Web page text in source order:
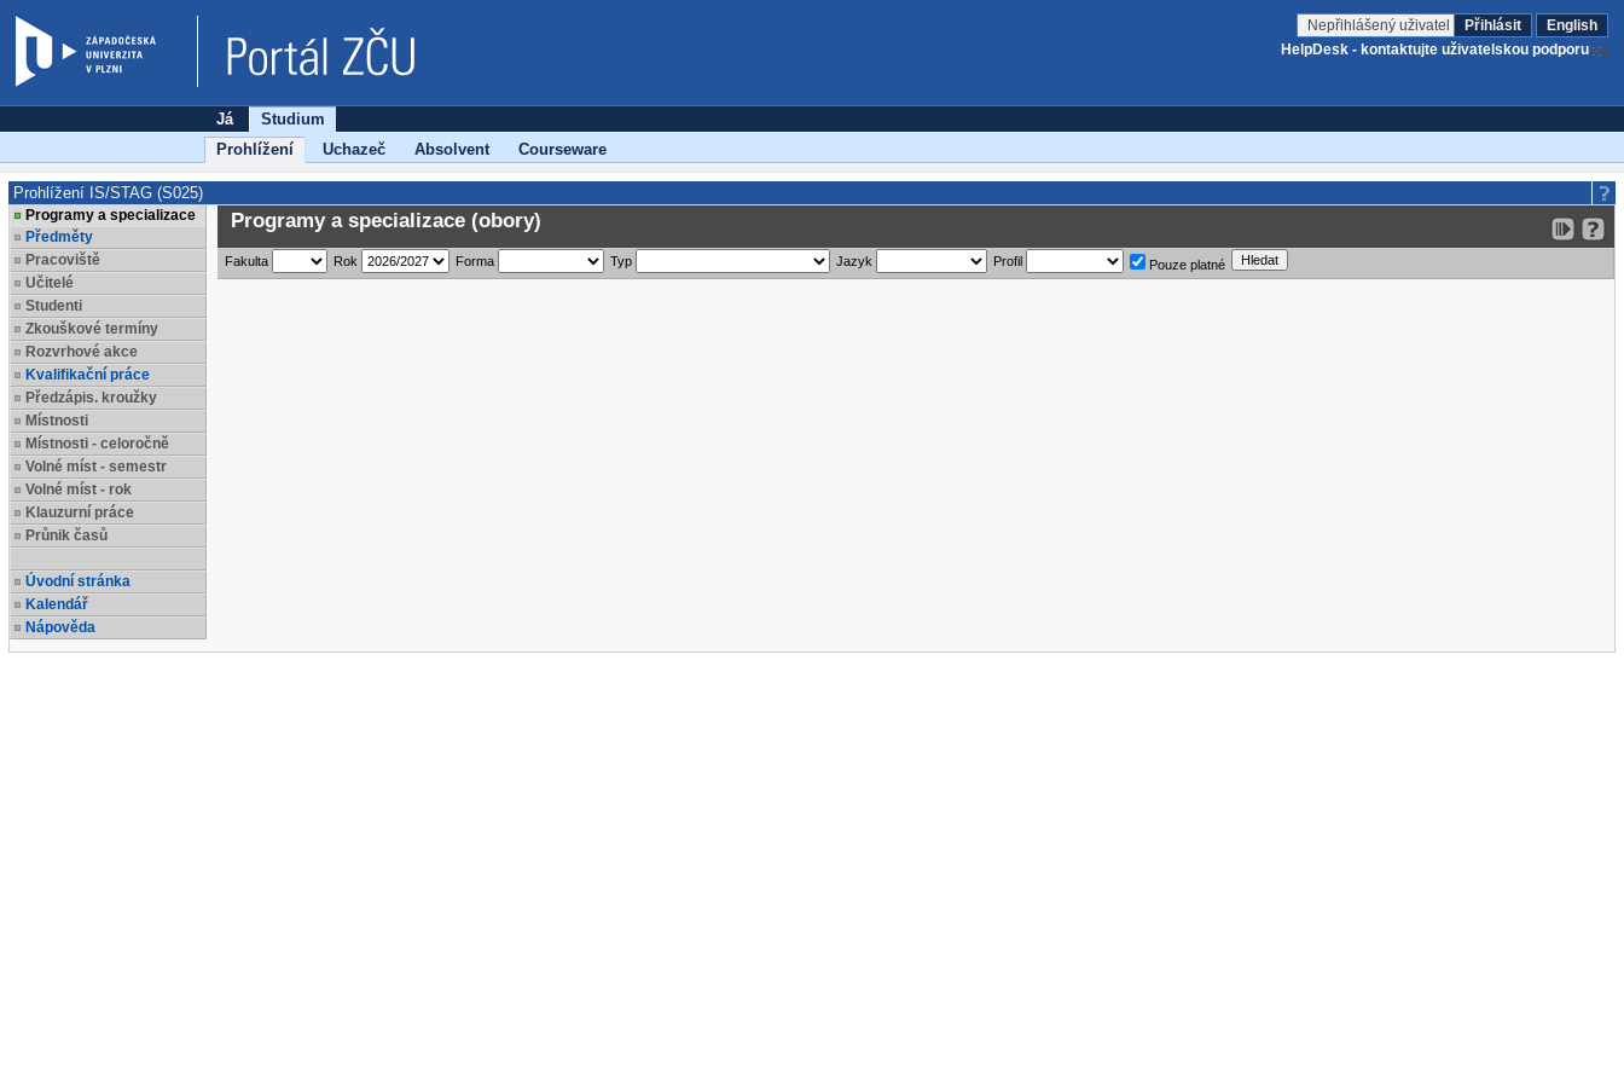
Nepřihlášený uživatel Přihlásit
English
HelpDesk - kontaktujte uživatelskou podporu
Já
Studium
Prohlížení
Uchazeč Absolvent Courseware
Prohlížení IS/STAG (S025)
Programy a specializace
Předměty
Pracoviště
Učitelé
Studenti
Zkouškové termíny
Rozvrhové akce
Kvalifikační práce
Předzápis. kroužky
Místnosti
Místnosti - celoročně
Volné míst - semestr
Volné míst - rok
Klauzurní práce
Průnik časů
Úvodní stránka
Kalendář
Nápověda
Programy a specializace (obory)
Fakulta Rok Forma Typ Jazyk Profil Pouze platné